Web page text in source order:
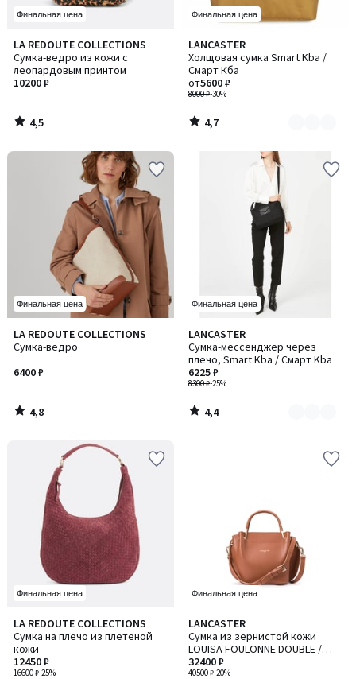
Финальная цена
LA REDOUTE COLLECTIONS
Сумка-ведро из кожи с
леопардовым принтом
10200 ₽
4,5
/ 5
4,5
/
Финальная цена
LANCASTER
Холщовая сумка Smart Kba /
Смарт Кба
8000 ₽-30%
от5600 ₽
4,7
/ 5
Количество
цветов:
2
4,7
/
Финальная цена
LA REDOUTE COLLECTIONS
Сумка-ведро
6400 ₽
4,8
/ 5
4,8
/
Финальная цена
LANCASTER
Сумка-мессенджер через
плечо, Smart Kba / Смарт Kba
8300 ₽-25%
6225 ₽
4,4
/ 5
Количество
цветов:
2
4,4
/
Финальная цена
LA REDOUTE COLLECTIONS
Сумка на плечо из плетеной
кожи
16600 ₽-25%
12450 ₽
4,3
/ 5
Финальная цена
LANCASTER
Сумка из зернистой кожи
LOUISA FOULONNE DOUBLE /
ЛУИЗА ФУЛОНН ДАБЛ
40500 ₽-20%
32400 ₽
4,7
/ 5